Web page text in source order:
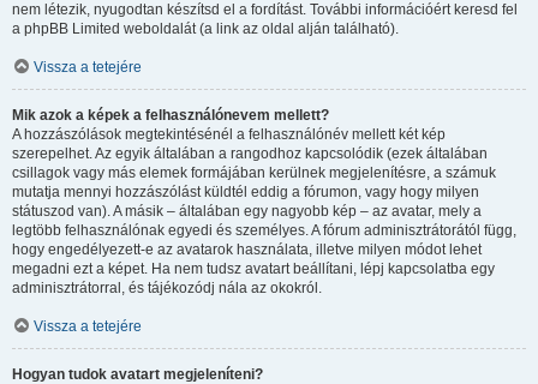
nem létezik, nyugodtan készítsd el a fordítást. További információért keresd fel
a phpBB Limited weboldalát (a link az oldal alján található).
Vissza a tetejére
Mik azok a képek a felhasználónevem mellett?
A hozzászólások megtekintésénél a felhasználónév mellett két kép
szerepelhet. Az egyik általában a rangodhoz kapcsolódik (ezek általában
csillagok vagy más elemek formájában kerülnek megjelenítésre, a számuk
mutatja mennyi hozzászólást küldtél eddig a fórumon, vagy hogy milyen
státuszod van). A másik – általában egy nagyobb kép – az avatar, mely a
legtöbb felhasználónak egyedi és személyes. A fórum adminisztrátorától függ,
hogy engedélyezett-e az avatarok használata, illetve milyen módot lehet
megadni ezt a képet. Ha nem tudsz avatart beállítani, lépj kapcsolatba egy
adminisztrátorral, és tájékozódj nála az okokról.
Vissza a tetejére
Hogyan tudok avatart megjeleníteni?